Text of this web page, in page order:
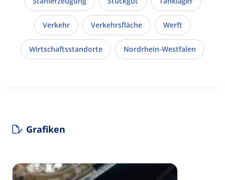
Verkehr Verkehrsfläche Werft
Wirtschaftsstandorte Nordrhein-Westfalen
Grafiken